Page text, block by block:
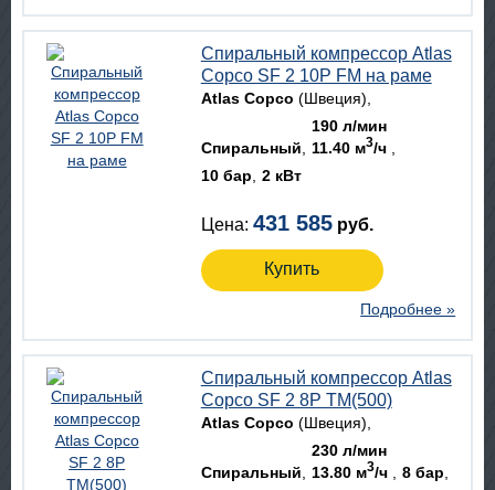
Спиральный компрессор Atlas
Copco SF 2 10P FM на раме
Atlas Copco (Швеция)
Спиральный
190 л/мин
11.40 м3/ч
10 бар
2 кВт
Цена: 431 585 руб.
Купить
Подробнее »
Спиральный компрессор Atlas
Copco SF 2 8P TM(500)
Atlas Copco (Швеция)
Спиральный
230 л/мин
13.80 м3/ч
8 бар